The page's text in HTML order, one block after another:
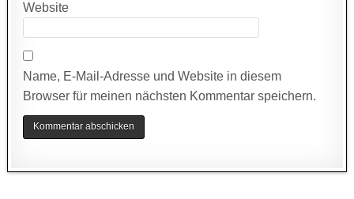
Website
Name, E-Mail-Adresse und Website in diesem
Browser für meinen nächsten Kommentar speichern.